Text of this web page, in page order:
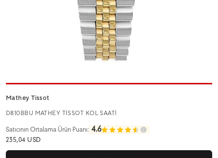
Mathey Tissot
D810BBU MATHEY TİSSOT KOL SAATİ
Satıcının Ortalama Ürün Puanı: 4.6
235,04 USD